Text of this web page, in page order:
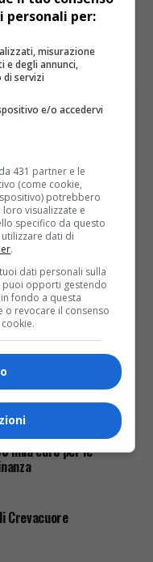
estate già diverse
mila euro per le
Crevacuore
per:
misurazione
e degli annunci,
di servizi
e/o accedervi
431 partner e le
(come cookie,
potrebbero
visualizzate e
specifico da questo
dati di
.
dati personali sulla
puoi opporti gestendo
fondo a questa
o revocare il consenso